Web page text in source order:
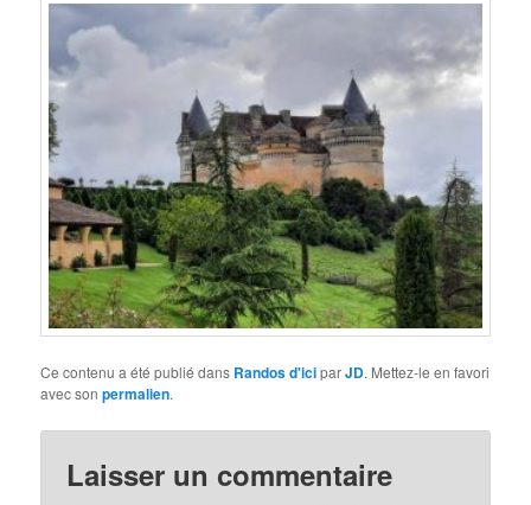
Ce contenu a été publié dans Randos d'iciparJD. Mettez-le en favori
avec sonpermalien.
Laisser un commentaire